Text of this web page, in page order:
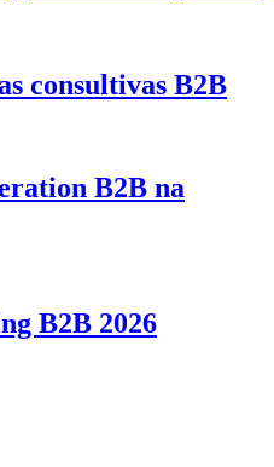
consultivas B2B
B2B na
B2B 2026